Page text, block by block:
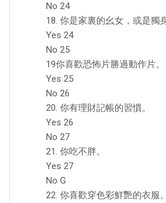
No 24
18. 你是家裏的幺女，或是獨身
Yes 24
No 25
19你喜歡恐怖片勝過動作片。
Yes 25
No 26
20. 你有理財記帳的習慣。
Yes 26
No 27
21. 你吃不胖。
Yes 27
No G
22. 你喜歡穿色彩鮮艷的衣服。